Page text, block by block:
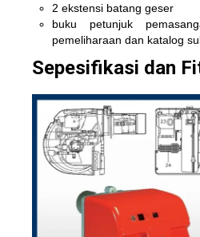
2 ekstensi batang geser
buku petunjuk
pemeliharaan dan katalog
Sepesifikasi dan